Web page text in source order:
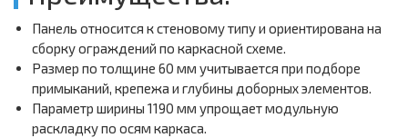
Панель относится к стеновому типу и ориентирована на
сборку ограждений по каркасной схеме.
Размер по толщине 60 мм учитывается при подборе
примыканий, крепежа и глубины доборных элементов.
Параметр ширины 1190 мм упрощает модульную
раскладку по осям каркаса.